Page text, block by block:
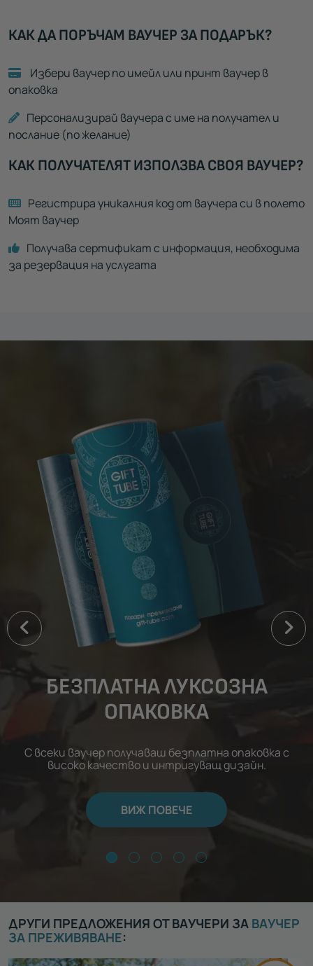
КАК ДА ПОРЪЧАМ ВАУЧЕР ЗА ПОДАРЪК?
Избери ваучер по имейл или принт ваучер в
опаковка
Персонализирай ваучера с име на получател и
послание (по желание)
КАК ПОЛУЧАТЕЛЯТ ИЗПОЛЗВА СВОЯ ВАУЧЕР?
Регистрира уникалния код от ваучера си в полето
Моят ваучер
Получава сертификат с информация, необходима
за резервация на услугата
БЕЗПЛАТНА ЛУКСОЗНА
ОПАКОВКА
С всеки ваучер получаваш безплатна опаковка с
високо качество и интригуващ дизайн.
ВИЖ ПОВЕЧЕ
ДРУГИ ПРЕДЛОЖЕНИЯ ОТ ВАУЧЕРИ ЗА ВАУЧЕР
ЗА ПРЕЖИВЯВАНЕ: